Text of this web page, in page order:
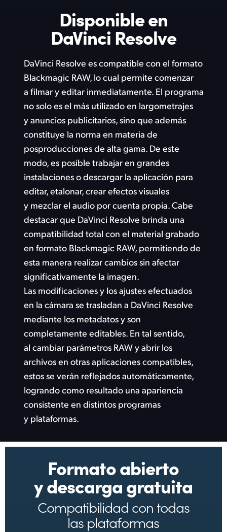
Disponible en
DaVinci Resolve
DaVinci Resolve es compatible con el formato
Blackmagic RAW, lo cual permite comenzar
a filmar y editar inmediatamente. El programa
no solo es el más utilizado en largometrajes
y anuncios publicitarios, sino que además
constituye la norma en materia de
posproducciones de alta gama. De este
modo, es posible trabajar en grandes
instalaciones o descargar la aplicación para
editar, etalonar, crear efectos visuales
y mezclar el audio por cuenta propia. Cabe
destacar que DaVinci Resolve brinda una
compatibilidad total con el material grabado
en formato Blackmagic RAW, permitiendo de
esta manera realizar cambios sin afectar
significativamente la imagen.
Las modificaciones y los ajustes efectuados
en la cámara se trasladan a DaVinci Resolve
mediante los metadatos y son
completamente editables. En tal sentido,
al cambiar parámetros RAW y abrir los
archivos en otras aplicaciones compatibles,
estos se verán reflejados automáticamente,
logrando como resultado una apariencia
consistente en distintos programas
y plataformas.
Formato abierto
y descarga gratuita
Compatibilidad con todas
las plataformas